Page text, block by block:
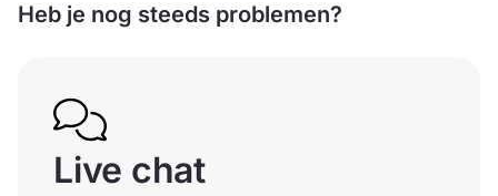
Heb je nog steeds problemen?
Live chat